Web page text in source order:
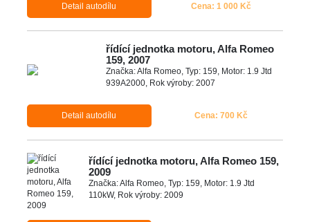
Detail autodílu Cena: 1 000 Kč
řídící jednotka motoru, Alfa Romeo
159, 2007
Značka: Alfa Romeo, Typ: 159, Motor: 1.9 Jtd
939A2000, Rok výroby: 2007
Detail autodílu Cena: 700 Kč
řídící jednotka motoru, Alfa Romeo 159,
2009
Značka: Alfa Romeo, Typ: 159, Motor: 1.9 Jtd
110kW, Rok výroby: 2009